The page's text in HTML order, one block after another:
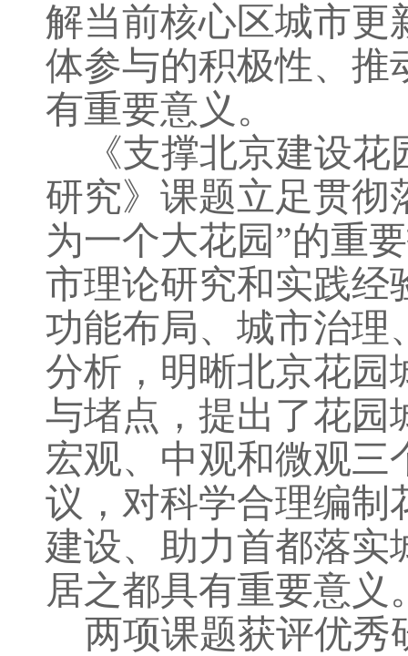
解当前核心区城市更
体参与的积极性、 推
有重要意义。
《支撑北京建设花
研究》 课题立足贯彻
为一个大花园”的重
市理论研究和实践经
功能布局、城市治理
分析，明晰北京花园
与堵点， 提出了花园
宏观、中观和微观三
议， 对科学合理编制
建设、助力首都落实
居之都具有重要意义
两项课题获评优秀